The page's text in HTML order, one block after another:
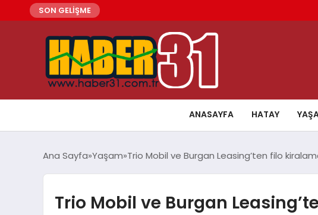
SON GELİŞME
ANASAYFA HATAY
Ana Sayfa Yaşam Trio Mobil ve Burgan Leasing’ten filo
Trio Mobil ve Burgan